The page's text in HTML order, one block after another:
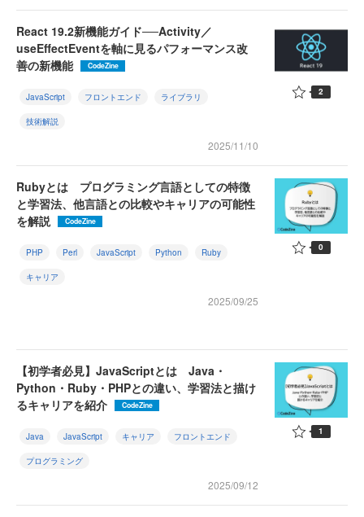
React 19.2新機能ガイド──Activity／
useEffectEventを軸に見るパフォーマンス改
善の新機能
CodeZine
JavaScript フロントエンド ライブラリ
技術解説
2025/11/10
2
Rubyとは プログラミング言語としての特徴
と学習法、他言語との比較やキャリアの可能性
を解説
CodeZine
PHP Perl JavaScript Python Ruby
キャリア
2025/09/25
0
【初学者必見】JavaScriptとは Java・
Python・Ruby・PHPとの違い、学習法と描け
るキャリアを紹介
CodeZine
Java JavaScript キャリア フロントエンド
プログラミング
2025/09/12
1